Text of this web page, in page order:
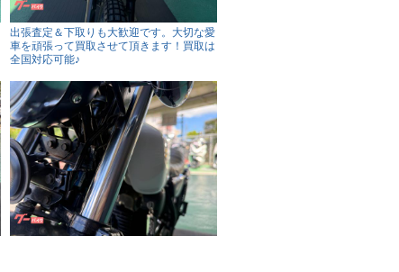
出張査定＆下取りも大歓迎です。大切な愛
車を頑張って買取させて頂きます！買取は
全国対応可能♪